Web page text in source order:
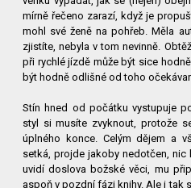
mírně řečeno zarazí, když je
mohl své ženě na pohřeb. Měla
zjistíte, nebyla v tom nevinně.
při rychlé jízdě může být sice
být hodně odlišné od toho
Stín hned od počátku vystupuje
styl si musíte zvyknout, protože
úplného konce. Celým dějem a
setká, projde jakoby nedotčen, nic
uvidí doslova božské věci, mu
aspoň v pozdní fázi knihy. Ale i tak